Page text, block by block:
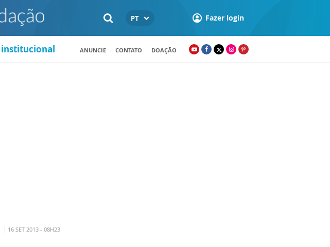
PT Fazer login
institucional ANUNCIE CONTATO DOAÇÃO
16 SET 2013 - 08H23